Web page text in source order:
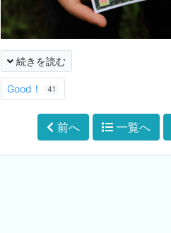
続きを読む
Good！ 41
前へ 一覧へ